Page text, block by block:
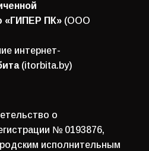
«ГИПЕР ПК»(ООО
интернет-
(itorbita.by)
о
№ 0193876,
исполнительным